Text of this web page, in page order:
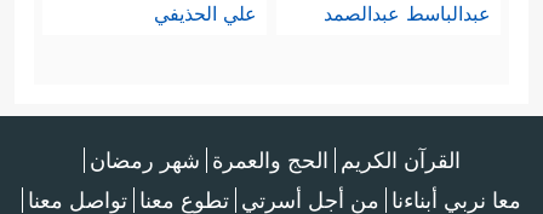
عبدالباسط عبدالصمد علي الحذيفي
القرآن الكريم الحج والعمرة شهر رمضان
معا نربي أبناءنا من أجل أسرتي تطوع معنا تواصل معنا